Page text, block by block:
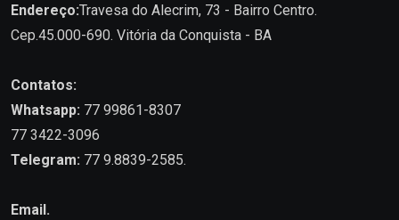
Endereço:Travesa do Alecrim, 73 - Bairro Centro.
Cep.45.000-690. Vitória da Conquista - BA
Contatos:
Whatsapp: 77 99861-8307
77 3422-3096
Telegram: 77 9.8839-2585.
Email.